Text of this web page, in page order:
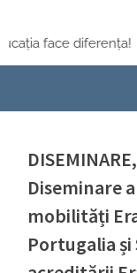
face diferența!
Diseminare
mobilități
Portugalia și